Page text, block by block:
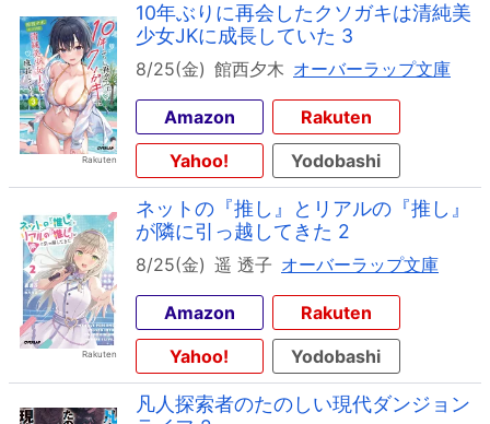
10年ぶりに再会したクソガキは清純美
少女JKに成長していた 3
8/25(金) 館西夕木 オーバーラップ文庫
Amazon
Rakuten
Yahoo!
Yodobashi
ネットの『推し』とリアルの『推し』
が隣に引っ越してきた 2
8/25(金) 遥 透子 オーバーラップ文庫
Amazon
Rakuten
Yahoo!
Yodobashi
凡人探索者のたのしい現代ダンジョン